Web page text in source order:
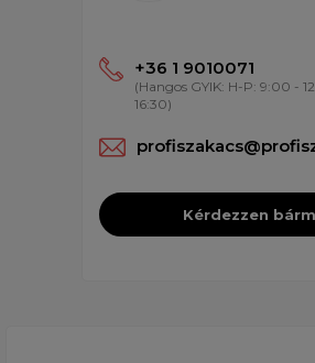
+36 1 9010071
(Hangos GYIK: H-P: 9:00 -
16:30)
Kérdezzen